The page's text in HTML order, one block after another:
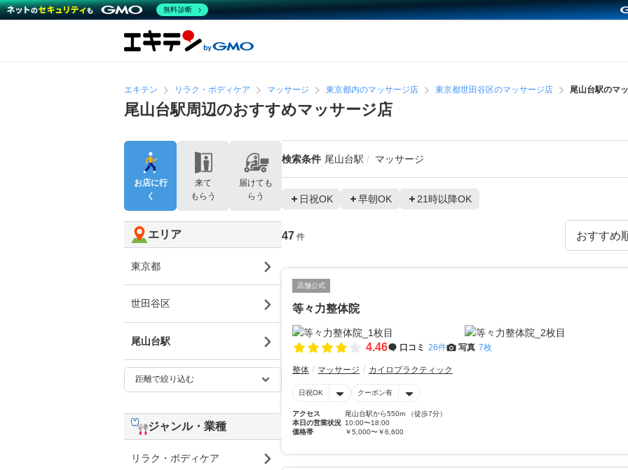
エキテン リラク・ボディケア マッサージ 東京都内のマッサージ店 東京都世田谷区のマッサージ店 尾山台駅のマ
尾山台駅周辺のおすすめマッサージ店
検索条件 尾山台駅 マッサージ
日祝OK 早朝OK 21時以降OK
47 件
店舗公式
等々力整体院
4.46 口コミ 26件 写真 7枚
整体 マッサージ カイロプラクティック
日祝OK クーポン有
アクセス
尾山台駅から550m （徒歩7分）
本日の営業状況 10:00〜18:00
価格帯
￥5,000〜￥6,600
お店に行
く
来て
もらう
届けても
らう
エリア
東京都
世田谷区
尾山台駅
ジャンル・業種
リラク・ボディケア
無料診断